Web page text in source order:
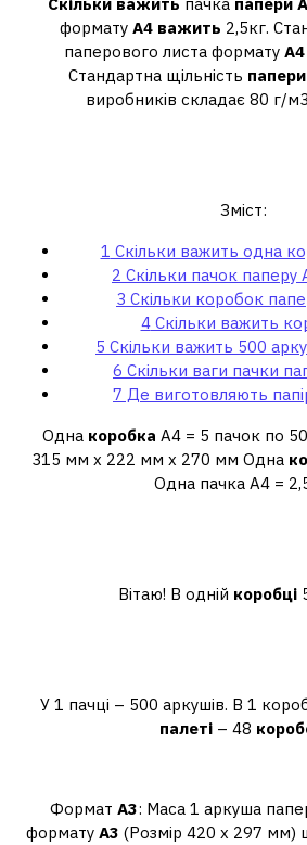
формату А4 важить 2,5кг.
паперового листа формату А4
Стандартна щільність папери
виробників складає 80 г/
Зміст:
1 Скільки важить одна
2 Скільки пачок паперу
3 Скільки коробок
4Скільки важить
5 Скільки важить 500
6 Скільки ваги пачки
7 Де виготовляють
Одна коробка А4 = 5 пачок по
315 мм х 222 мм x 270 мм Одна
Одна пачка А4 =
Вітаю! В одній коробці
У 1 пачці – 500 аркушів. В 1
палеті– 48
Формат А3: Маса 1 аркуша
формату А3 (Розмір 420 х 297 мм)